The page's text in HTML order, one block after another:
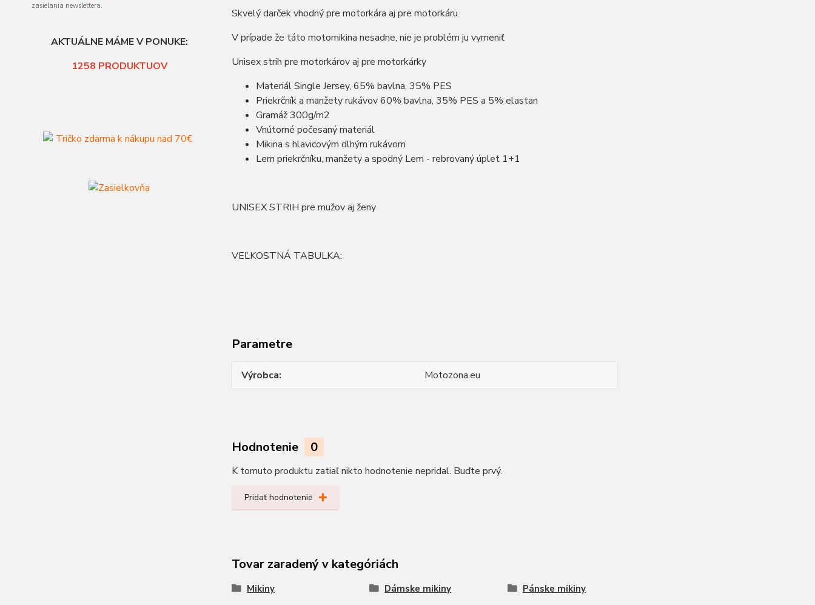
zasielania newslettera.
AKTUÁLNE MÁME V PONUKE:
1258 PRODUKTUOV
Skvelý darček vhodný pre motorkára aj pre motorkáru.
V prípade že táto motomikina nesadne, nie je problém ju vymeniť
Unisex strih pre motorkárov aj pre motorkárky
Materiál Single Jersey, 65% bavlna, 35% PES
Priekrčník a manžety rukávov 60% bavlna, 35% PES a 5% elastan
Gramáž 300g/m2
Vnútorné počesaný materiál
Mikina s hlavicovým dlhým rukávom
Lem priekrčníku, manžety a spodný Lem - rebrovaný úplet 1+1
UNISEX STRIH pre mužov aj ženy
VEĽKOSTNÁ TABULKA:
Parametre
Výrobca Motozona.eu
Hodnotenie 0
K tomuto produktu zatiaľ nikto hodnotenie nepridal. Buďte prvý.
Pridať hodnotenie
Tovar zaradený v kategóriách
Mikiny Dámske mikiny Pánske mikiny